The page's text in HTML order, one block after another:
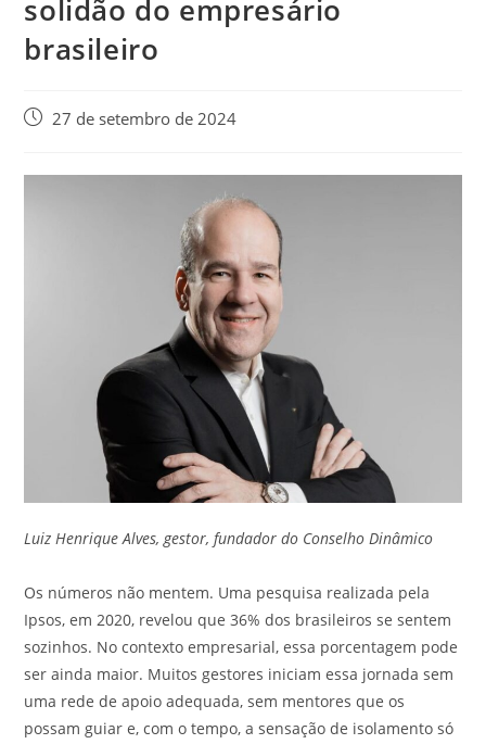
solidão do empresário
brasileiro
27 de setembro de 2024
Luiz Henrique Alves, gestor, fundador do Conselho Dinâmico
Os números não mentem. Uma pesquisa realizada pela
Ipsos, em 2020, revelou que 36% dos brasileiros se sentem
sozinhos. No contexto empresarial, essa porcentagem pode
ser ainda maior. Muitos gestores iniciam essa jornada sem
uma rede de apoio adequada, sem mentores que os
possam guiar e, com o tempo, a sensação de isolamento só